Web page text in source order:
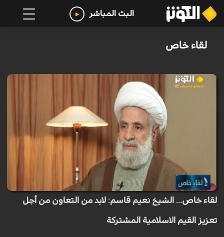
البث المباشر
لقاء خاص
لقاء خاص... الشيخ نعيم قاسم: لابد من التعاون من أجل
تعزيز القيم الاسلامية المشتركة